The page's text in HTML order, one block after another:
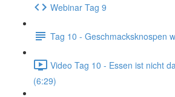
Webinar Tag 9
Tag 10 - Geschmacksknospen
Video Tag 10 - Essen ist nicht
(6:29)